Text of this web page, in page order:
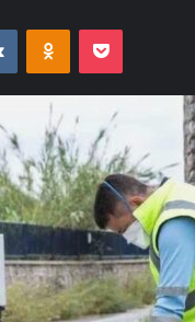
VKontakteOdnoklassniki
Pocket